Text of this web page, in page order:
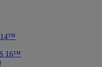
14™
16™